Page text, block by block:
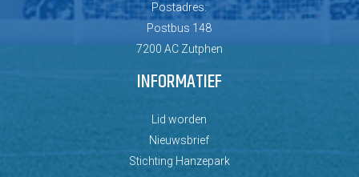
Postadres:
Postbus 148
7200 AC Zutphen
INFORMATIEF
Lid worden
Nieuwsbrief
Stichting Hanzepark